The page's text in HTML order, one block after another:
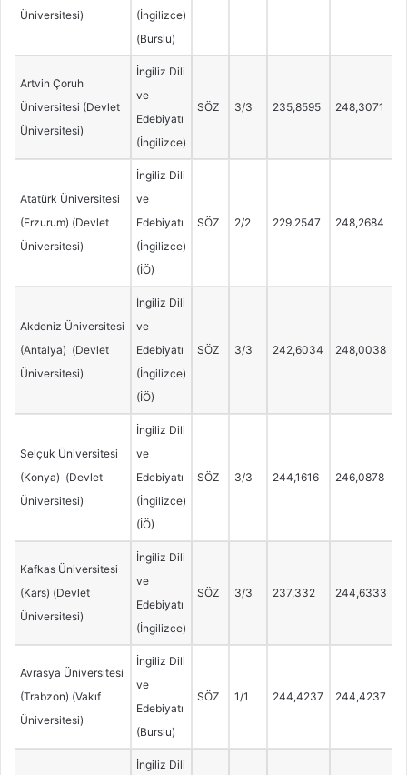
Üniversitesi)
(İngilizce)
(Burslu)
Artvin Çoruh
Üniversitesi (Devlet
Üniversitesi)
İngiliz Dili
ve
Edebiyatı
(İngilizce)
SÖZ 3/3 235,8595 248,3071
Atatürk Üniversitesi
(Erzurum) (Devlet
Üniversitesi)
İngiliz Dili
ve
Edebiyatı
(İngilizce)
(İÖ)
SÖZ 2/2 229,2547 248,2684
Akdeniz Üniversitesi
(Antalya) (Devlet
Üniversitesi)
İngiliz Dili
ve
Edebiyatı
(İngilizce)
(İÖ)
SÖZ 3/3 242,6034 248,0038
Selçuk Üniversitesi
(Konya) (Devlet
Üniversitesi)
İngiliz Dili
ve
Edebiyatı
(İngilizce)
(İÖ)
SÖZ 3/3 244,1616 246,0878
Kafkas Üniversitesi
(Kars) (Devlet
Üniversitesi)
İngiliz Dili
ve
Edebiyatı
(İngilizce)
SÖZ 3/3 237,332 244,6333
Avrasya Üniversitesi
(Trabzon) (Vakıf
Üniversitesi)
İngiliz Dili
ve
Edebiyatı
(Burslu)
SÖZ 1/1 244,4237 244,4237
İngiliz Dili